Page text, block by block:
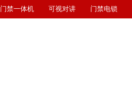
门禁一体机 可视对讲 门禁电锁